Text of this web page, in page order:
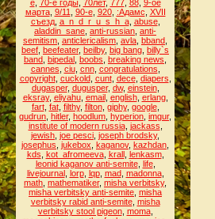
е, 70-е годы, 70лет, 777, 88, 9-ое
марта, 9/11 90-е, 920, :Адамс XVII
съезд, a_n_d_r_u_s_h_a, abuse,
aladdin_sane anti-russian anti-
semitism anticlericalism avla bband
beef beefeater, beilby, big bang billy`s
band bipedal boobs breaking news
cannes ciu, cnn, congratulations
copyright, cuckold, cunt, dece, diapers
dugasper, dugusper, dw, einstein,
eksray, eliyahu, email, english, erlang,
fart, fat, filthy, filton, giphy, google,
gudrun hitler, hoodlum hyperion imgur,
institute of modern russia, jackass
jewish joe pesci joseph brodsky,
josephus jukebox kaganov, kazhdan
kds kot_afromeeva, krall, lenkasm,
leonid kaganov anti-semite, life,
livejournal, lorp, lqp, mad, madonna,
math mathematiker, misha verbitsky,
misha verbitsky anti-semite misha
verbitsky rabid anti-semite, misha
verbitsky stool pigeon, moma,